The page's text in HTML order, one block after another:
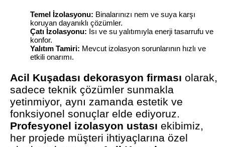
Temel İzolasyonu: Binalarınızı nem ve suya karşı
koruyan dayanıklı çözümler.
Çatı İzolasyonu: Isı ve su yalıtımıyla enerji tasarrufu ve
konfor.
Yalıtım Tamiri: Mevcut izolasyon sorunlarının hızlı ve
etkili onarımı.
Acil Kuşadası dekorasyon firması olarak,
sadece teknik çözümler sunmakla
yetinmiyor, aynı zamanda estetik ve
fonksiyonel sonuçlar elde ediyoruz.
Profesyonel izolasyon ustası ekibimiz,
her projede müşteri ihtiyaçlarına özel